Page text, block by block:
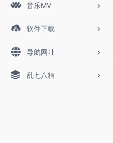
音乐MV
软件下载
导航网址
乱七八糟